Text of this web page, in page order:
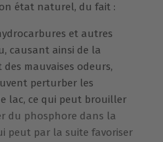
état naturel, du fait :
et autres
causant ainsi de la
mauvaises odeurs,
perturber les
lac, ce qui peut brouiller
du phosphore dans la
peut par la suite favoriser